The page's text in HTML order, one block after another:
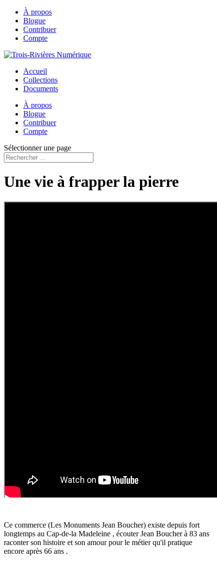
À propos
Blogue
Contribuer
Compte
Accueil
Collections
Documents
À propos
Blogue
Contribuer
Compte
Sélectionner une page
Une vie à frapper la pierre
Ce commerce (Les Monuments Jean Boucher) existe depuis fort
longtemps au Cap-de-la Madeleine , écouter Jean Boucher à 83 ans
raconter son histoire et son amour pour le métier qu'il pratique
encore après 66 ans .